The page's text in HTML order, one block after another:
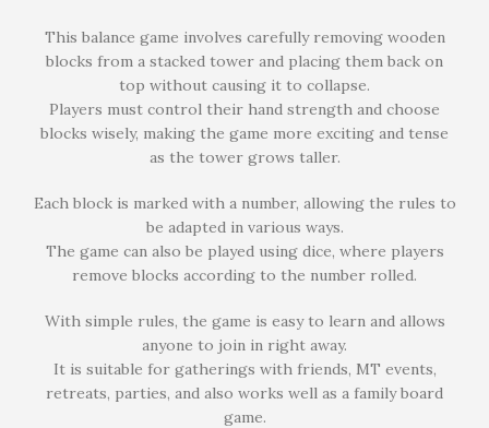
This balance game involves carefully removing wooden
blocks from a stacked tower and placing them back on
top without causing it to collapse.
Players must control their hand strength and choose
blocks wisely, making the game more exciting and tense
as the tower grows taller.
Each block is marked with a number, allowing the rules to
be adapted in various ways.
The game can also be played using dice, where players
remove blocks according to the number rolled.
With simple rules, the game is easy to learn and allows
anyone to join in right away.
It is suitable for gatherings with friends, MT events,
retreats, parties, and also works well as a family board
game.